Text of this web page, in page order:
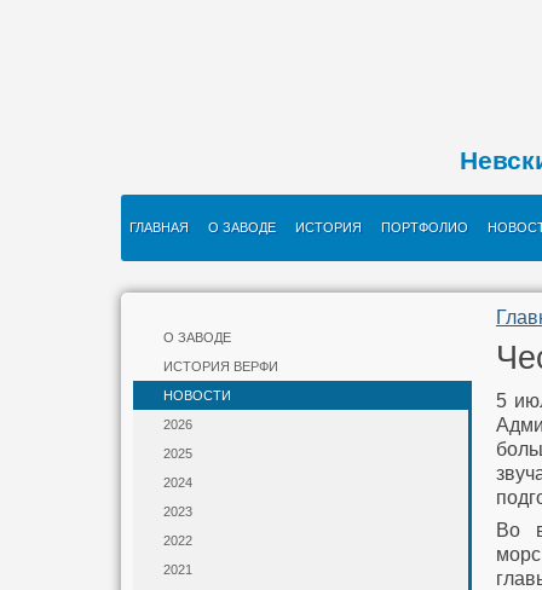
ГЛАВНАЯ О ЗАВОДЕ ИСТОРИЯ ПОРТФОЛИО
О ЗАВОДЕ
ИСТОРИЯ ВЕРФИ
НОВОСТИ
2026
2025
2024
2023
2022
2021
5
Во